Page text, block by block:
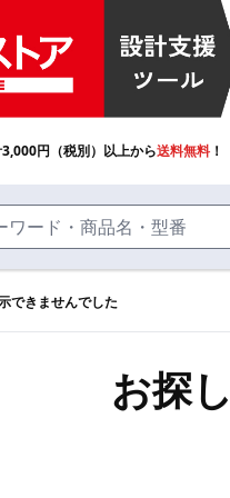
・周辺機器
3,000円（税別）以上から送料無料
できませんでした
お探